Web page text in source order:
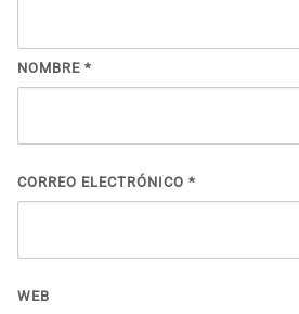
NOMBRE *
CORREO ELECTRÓNICO *
WEB